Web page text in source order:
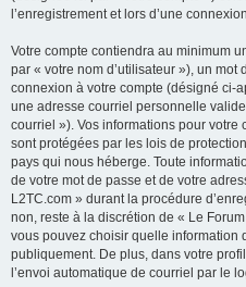
l’enregistrement et lors d’une
Votre compte contiendra au minimum
par « votre nom d’utilisateur »), un
connexion à votre compte (désigné ci-
une adresse courriel personnelle
courriel »). Vos informations pour votre
sont protégées par les lois de
pays qui nous héberge. Toute
de votre mot de passe et de votre
L2TC.com » durant la procédure
non, reste à la discrétion de « Le
vous pouvez choisir quelle information
publiquement. De plus, dans votre
l’envoi automatique de courriel par le